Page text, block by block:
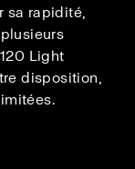
sa rapidité,
Light
disposition,